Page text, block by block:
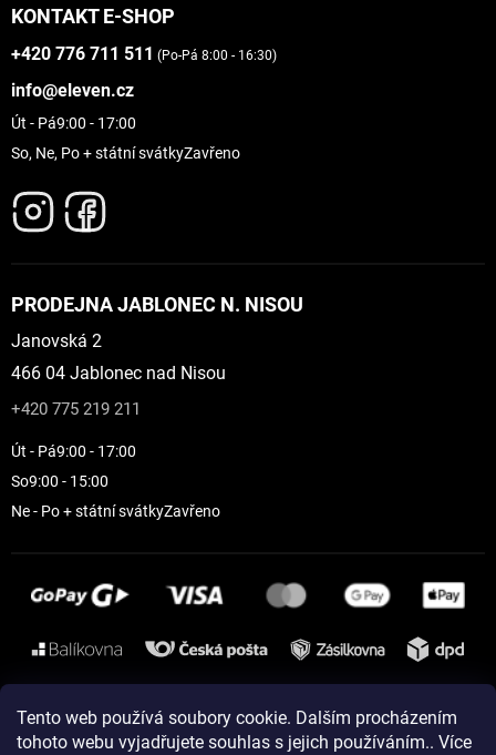
Tento web používá soubory cookie. Dalším procházením
tohoto webu vyjadřujete souhlas s jejich používáním.. Více
KONTAKT E-SHOP
+420 776 711 511 (Po-Pá 8:00 - 16:30)
info@eleven.cz
Út - Pá9:00 - 17:00
So, Ne, Po + státní svátkyZavřeno
PRODEJNA JABLONEC N. NISOU
Janovská 2
466 04 Jablonec nad Nisou
+420 775 219 211
Út - Pá9:00 - 17:00
So9:00 - 15:00
Ne - Po + státní svátkyZavřeno
Instagram